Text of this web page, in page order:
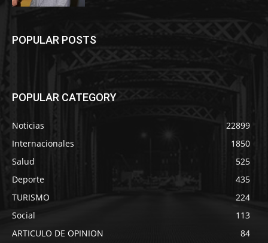
POPULAR POSTS
POPULAR CATEGORY
Noticias
22899
Internacionales
1850
Salud
525
Deporte
435
TURISMO
224
Social
113
ARTICULO DE OPINION
84